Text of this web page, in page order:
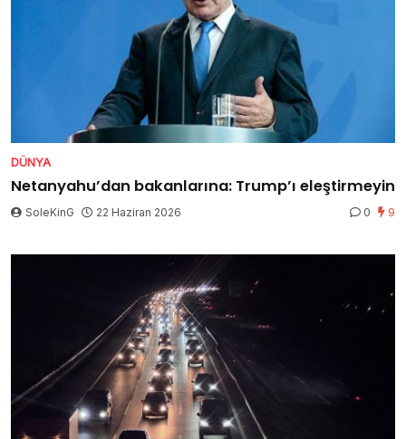
DÜNYA
Netanyahu’dan bakanlarına: Trump’ı eleştirmeyin
SoleKinG 22 Haziran 2026 0 9